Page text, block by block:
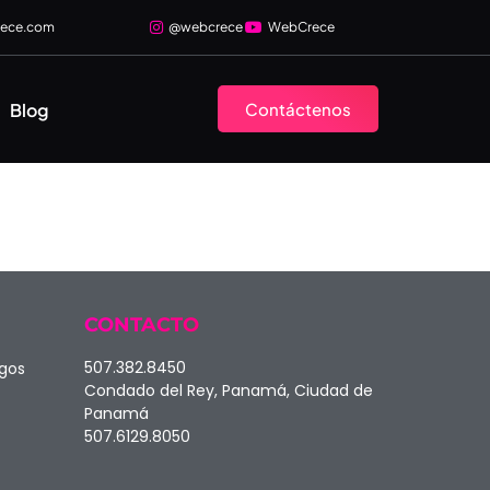
@webcrece WebCrece
Blog Contáctenos
CONTACTO
507.382.8450
Condado del Rey, Panamá, Ciudad de
Panamá
507.6129.8050